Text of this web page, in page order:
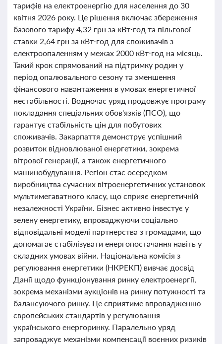
тарифів на електроенергію для населення до 30
квітня 2026 року. Це рішення включає збереження
базового тарифу 4,32 грн за кВт⋅год та пільгової
ставки 2,64 грн за кВт⋅год для споживачів з
електроопаленням у межах 2000 кВт⋅год на місяць.
Такий крок спрямований на підтримку родин у
період опалювального сезону та зменшення
фінансового навантаження в умовах енергетичної
нестабільності. Водночас уряд продовжує програму
покладання спеціальних обов'язків (ПСО), що
гарантує стабільність цін для побутових
споживачів. Закарпаття демонструє успішний
розвиток відновлюваної енергетики, зокрема
вітрової генерації, а також енергетичного
машинобудування. Регіон стає осередком
виробництва сучасних вітроенергетичних установок
мультимегаватного класу, що сприяє енергетичній
незалежності України. Бізнес активно інвестує у
зелену енергетику, впроваджуючи соціально
відповідальні моделі партнерства з громадами, що
допомагає стабілізувати енергопостачання навіть у
складних умовах війни. Національна комісія з
регулювання енергетики (НКРЕКП) вивчає досвід
Данії щодо функціонування ринку електроенергії,
зокрема механізми аукціонів на ринку потужності та
балансуючого ринку. Це сприятиме впровадженню
європейських стандартів у регулювання
українського енергоринку. Паралельно уряд
запроваджує механізми компенсації воєнних ризиків